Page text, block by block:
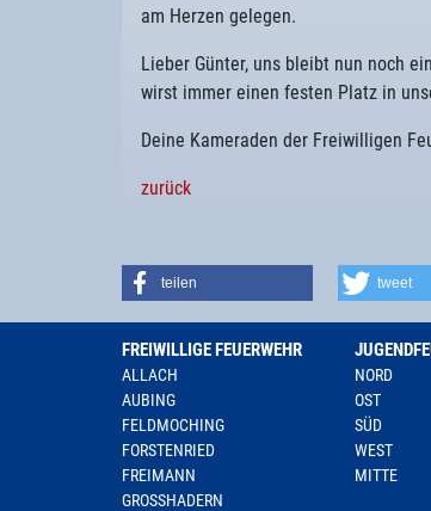
am Herzen gelegen.
Lieber Günter, uns bleibt nun noch
wirst immer einen festen Platz in
Deine Kameraden der Freiwilligen
zurück
teilen tweet
FREIWILLIGE FEUERWEHR
ALLACH
AUBING
FELDMOCHING
FORSTENRIED
FREIMANN
GROSSHADERN
NORD
OST
SÜD
WEST
MITTE